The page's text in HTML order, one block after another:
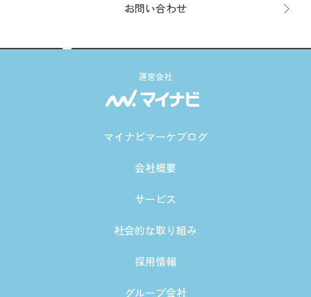
お問い合わせ
運営会社
マイナビマーケブログ
会社概要
サービス
社会的な取り組み
採用情報
グループ会社